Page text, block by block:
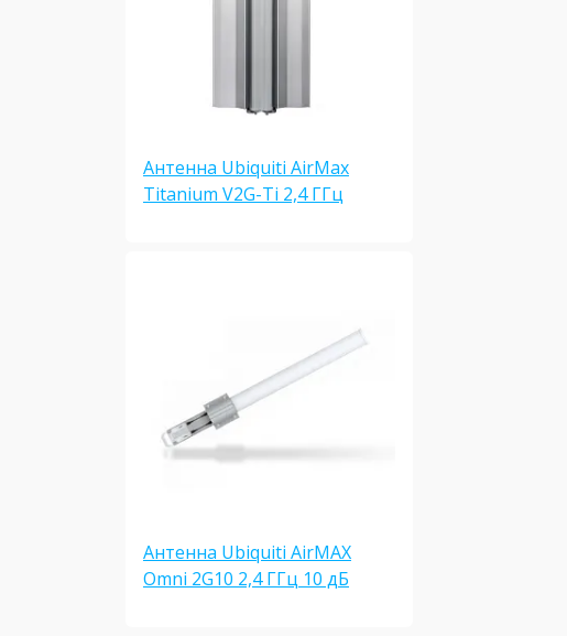
Антенна Ubiquiti AirMax
Titanium V2G-Ti 2,4 ГГц
Антенна Ubiquiti AirMAX
Omni 2G10 2,4 ГГц 10 дБ